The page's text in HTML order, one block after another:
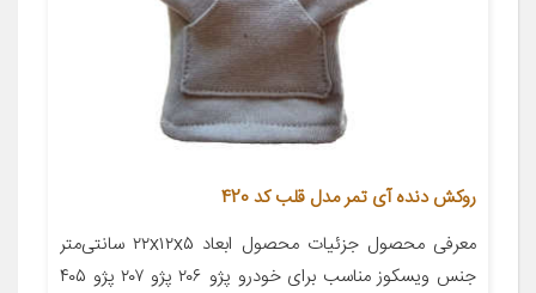
روکش دنده آی تمر مدل قلب کد 420
معرفی محصول جزئیات محصول ابعاد ۲۲x۱۲x۵ سانتی‌متر
جنس ویسکوز مناسب برای خودرو پژو ۲۰۶ پژو ۲۰۷ پژو ۴۰۵